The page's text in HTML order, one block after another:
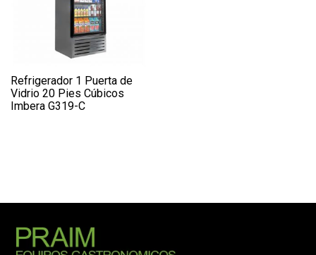
Refrigerador 1 Puerta de
Vidrio 20 Pies Cúbicos
Imbera G319-C